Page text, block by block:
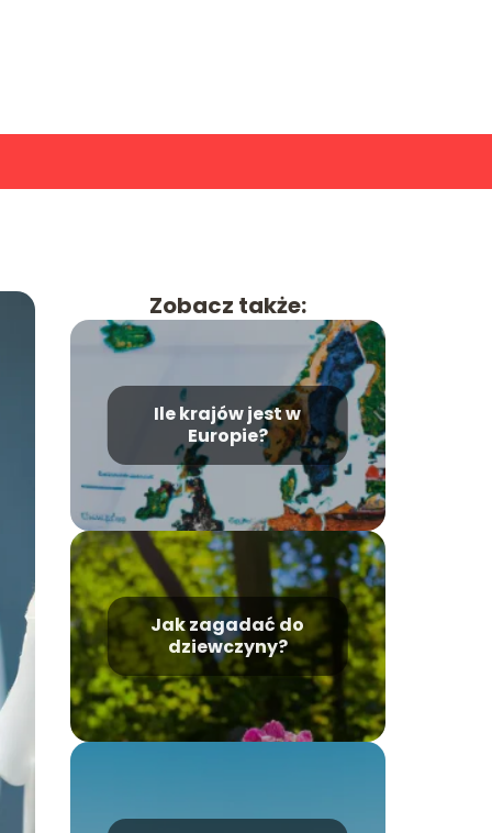
Zobacz także:
Ile krajów jest w
Europie?
Jak zagadać do
dziewczyny?